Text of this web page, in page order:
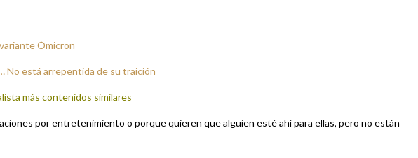
Ómicron
No está arrepentida de su traición
más contenidos similares
por entretenimiento o porque quieren que alguien esté ahí para ellas, pero no están